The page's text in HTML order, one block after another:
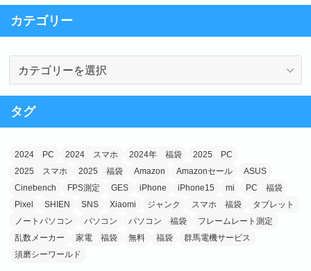
e
b
o
o
k
o
d
o
n
カテゴリー
ゴ
リ
タグ
2024 PC 2024 スマホ 2024年 福袋
2025 PC
2025 スマホ
2025 福袋 Amazon Amazonセール
ASUS
Cinebench
FPS測定 GES iPhone iPhone15 mi
PC 福袋
Pixel
SHIEN SNS Xiaomi ジャンク スマホ 福袋
タブレット
ノートパソコン
パソコン パソコン 福袋
フレームレート測定
乱数メーカー
家電 福袋 無料 福袋
群馬電機サービス
須磨シーワールド